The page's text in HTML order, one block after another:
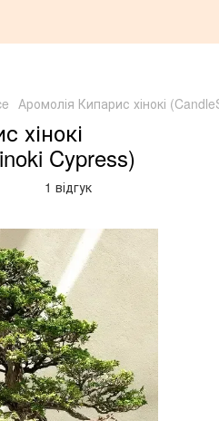
Аромолія Кипарис хінокі
хінокі
Cypress)
1 відгук